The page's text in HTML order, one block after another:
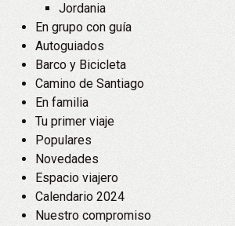
Jordania
En grupo con guía
Autoguiados
Barco y Bicicleta
Camino de Santiago
En familia
Tu primer viaje
Populares
Novedades
Espacio viajero
Calendario 2024
Nuestro compromiso